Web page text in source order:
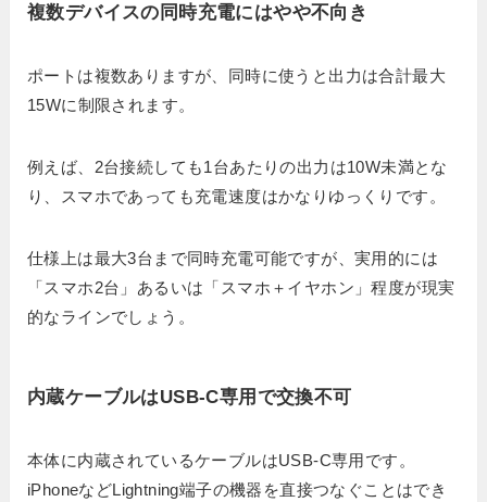
複数デバイスの同時充電にはやや不向き
ポートは複数ありますが、同時に使うと出力は合計最大
15Wに制限されます。
例えば、2台接続しても1台あたりの出力は10W未満とな
り、スマホであっても充電速度はかなりゆっくりです。
仕様上は最大3台まで同時充電可能ですが、実用的には
「スマホ2台」あるいは「スマホ＋イヤホン」程度が現実
的なラインでしょう。
内蔵ケーブルはUSB-C専用で交換不可
本体に内蔵されているケーブルはUSB-C専用です。
iPhoneなどLightning端子の機器を直接つなぐことはでき